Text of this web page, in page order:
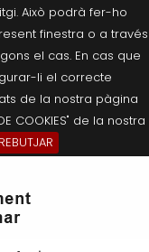
Això podrà fer-ho
finestra o a través
el cas. En cas que
li el correcte
de la nostra pàgina
COOKIES" de la nostra
REBUTJAR